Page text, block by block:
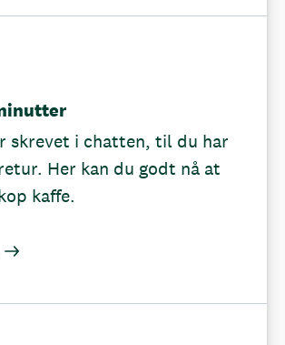
skrevet i chatten, til du har
Her kan du godt nå at
kaffe.